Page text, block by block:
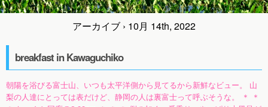
アーカイブ › 10月 14th, 2022
breakfast in Kawaguchiko
朝陽を浴びる富士山、いつも太平洋側から見てるから新鮮なビュー。 山
梨の人達にとっては表だけど、静岡の人は裏富士って呼ぶそうな。 ＊ ＊